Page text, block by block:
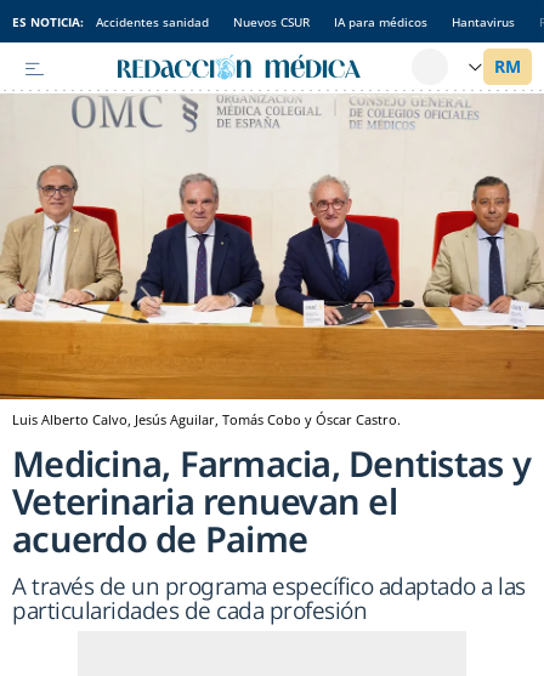
ES NOTICIA: Accidentes sanidad Nuevos CSUR IA para médicos Hantavirus
Luis Alberto Calvo, Jesús Aguilar, Tomás Cobo y Óscar Castro.
Medicina, Farmacia, Dentistas y
Veterinaria renuevan el
acuerdo de Paime
A través de un programa específico adaptado a las
particularidades de cada profesión